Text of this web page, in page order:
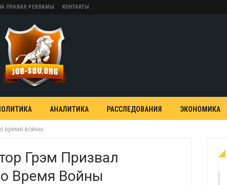
ПРАВАХ РЕКЛАМЫ КОНТАКТЫ
АНАЛИТИКА РАССЛЕДОВАНИЯ ЭКОНОМИКА
время войны
Грэм Призвал
Время Войны